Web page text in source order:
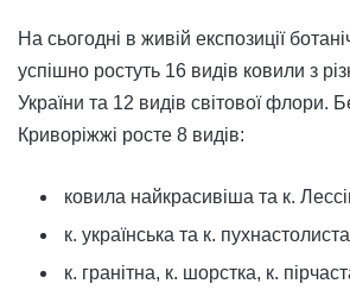
На сьогодні в живій експозиції
успішно ростуть 16 видів ковили з
України та 12 видів світової флори.
Криворіжжі росте 8 видів:
ковила найкрасивіша та к.
к. українська та к.
к. гранітна, к. шорстка, к.